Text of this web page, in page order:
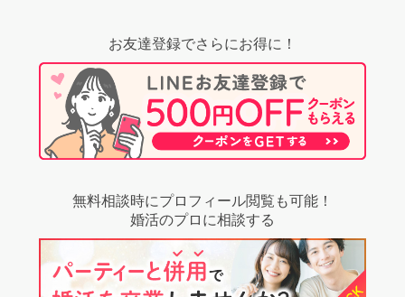
お友達登録でさらにお得に！
無料相談時にプロフィール閲覧も可能！
婚活のプロに相談する